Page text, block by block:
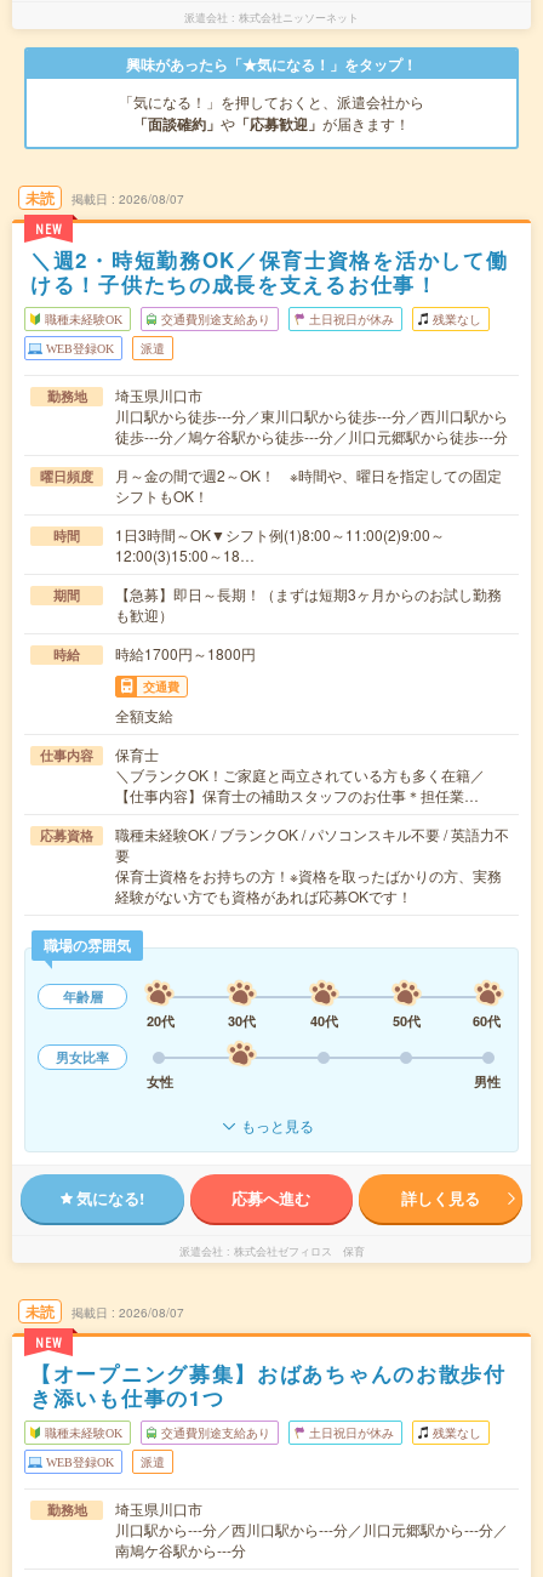
派遣会社 株式会社ニッソーネット
興味があったら「★気になる！」をタップ！
「気になる！」を押しておくと、派遣会社から
「面談確約」 や 「応募歓迎」 が届きます！
未読
NEW
掲載日 2026/08/07
＼週2・時短勤務OK／保育士資格を活かして働
ける！子供たちの成長を支えるお仕事！
職種未経験OK 交通費別途支給あり 土日祝日が休み 残業なし
WEB登録OK 派遣
勤務地
埼玉県川口市
川口駅から徒歩---分／東川口駅から徒歩---分／西川口駅から
徒歩---分／鳩ケ谷駅から徒歩---分／川口元郷駅から徒歩---分
曜日頻度
月～金の間で週2～OK！ ※時間や、曜日を指定しての固定
シフトもOK！
時間
1日3時間～OK▼シフト例(1)8:00～11:00(2)9:00～
12:00(3)15:00～18…
期間
【急募】即日～長期！（まずは短期3ヶ月からのお試し勤務
も歓迎）
時給 時給1700円～1800円
交通費
全額支給
仕事内容
保育士
＼ブランクOK！ご家庭と両立されている方も多く在籍／
【仕事内容】保育士の補助スタッフのお仕事＊担任業…
応募資格
職種未経験OK / ブランクOK / パソコンスキル不要 / 英語力不
要
保育士資格をお持ちの方！※資格を取ったばかりの方、実務
経験がない方でも資格があれば応募OKです！
職場の雰囲気
年齢層
20代
30代 40代 50代
60代
男女比率
女性
男性
もっと見る
気になる! 応募へ進む 詳しく見る
派遣会社 株式会社ゼフィロス 保育
未読
NEW
掲載日 2026/08/07
【オープニング募集】おばあちゃんのお散歩付
き添いも仕事の1つ
職種未経験OK 交通費別途支給あり 土日祝日が休み 残業なし
WEB登録OK 派遣
勤務地
埼玉県川口市
川口駅から---分／西川口駅から---分／川口元郷駅から---分／
南鳩ケ谷駅から---分